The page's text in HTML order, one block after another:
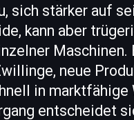
sich stärker auf
kann aber
neue
in
entscheidet